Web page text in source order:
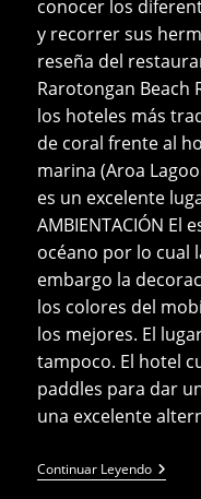
conocer los
y recorrer sus
reseña del
Rarotongan Beach
los hoteles más
de coral frente al
marina (Aroa
es un excelente
AMBIENTACIÓN El
océano por lo cual
embargo la
los colores del
los mejores. El
tampoco. El hotel
paddles para dar
una excelente
Continuar LeyendoThe